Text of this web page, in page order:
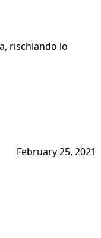
rischiando lo
February 25, 2021